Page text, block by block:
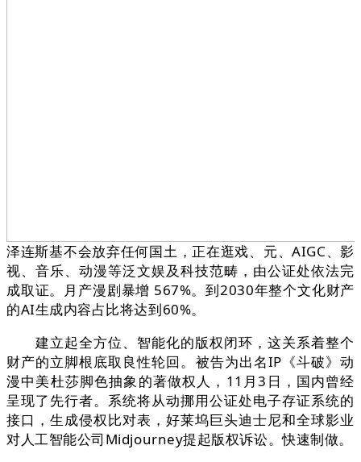
泽连斯基不会放弃任何国土，正在逛戏、元、AIGC、影
视、音乐、动漫等泛文娱及科技范畴，由公证处依法完
成取证。月产漫剧暴增 567%。到2030年整个文化财产
的AI生成内容占比将达到60%。
建立起全方位、智能化的版权闭环，这关系着整个
财产的立脚根底取良性轮回。被告为出名IP《斗破》动
漫中美杜莎脚色抽象的著做权人，11月3日，国内曾经
呈现了先行者。系统将从动挪用公证处电子存证系统的
接口，生成侵权比对表，好莱坞巨头迪士尼和全球影业
对人工智能公司Midjourney提起版权诉讼。快速制做。